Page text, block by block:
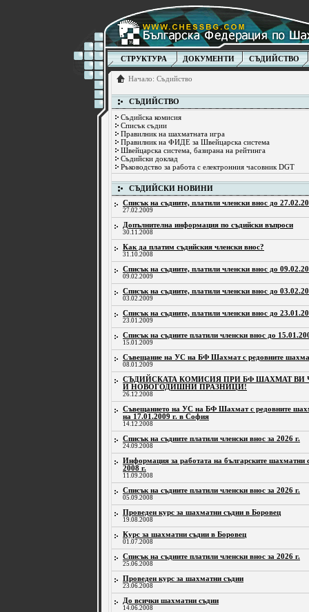
СТРУКТУРА ДОКУМЕНТИ СЪДИЙСТВО
Начало: Съдийство
СЪДИЙСТВО
Съдийска комисия
Списък съдии
Правилник на шахматната игра
Правилник на ФИДЕ за Швейцарска система
Швейцарска система, базирана на рейтинга
Съдийски доклад
Ръководство за работа с електронния часовник DGT
СЪДИЙСКИ НОВИНИ
Списък на съдиите, платили членски внос до
27.02.2009
Допълнителна информация по съдийски въпроси
30.11.2008
Как да платим съдийския членски внос?
31.10.2008
Списък на съдиите, платили членски внос до
09.02.2009
Списък на съдиите, платили членски внос до
03.02.2009
Списък на съдиите, платили членски внос до
23.01.2009
Списък на съдиите платили членски внос до
15.01.2009
Съвещание на УС на БФ Шахмат с редовните
08.01.2009
СЪДИЙСКАТА КОМИСИЯ ПРИ БФ ШАХМАТ ВИ
И НОВОГОДИШНИ ПРАЗНИЦИ!
26.12.2008
Съвещанието на УС на БФ Шахмат с редовните
на 17.01.2009 г. в София
14.12.2008
Списък на съдиите платили членски внос за 2026 г.
24.09.2008
Информация за работата на българските шахматни
2008 г.
11.09.2008
Списък на съдиите платили членски внос за 2026 г.
05.09.2008
Проведен курс за шахматни съдии в Боровец
19.08.2008
Курс за шахматни съдии в Боровец
01.07.2008
Списък на съдиите платили членски внос за 2026 г.
25.06.2008
Проведен курс за шахматни съдии
23.06.2008
До всички шахматни съдии
14.06.2008